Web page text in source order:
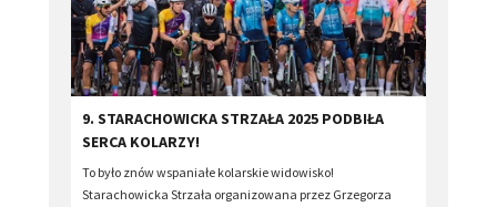
​9. STARACHOWICKA STRZAŁA 2025 PODBIŁA
SERCA KOLARZY!
To było znów wspaniałe kolarskie widowisko!
Starachowicka Strzała organizowana przez Grzegorza